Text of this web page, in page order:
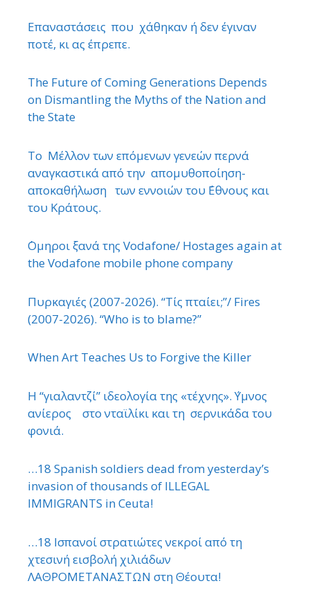
Επαναστάσεις που χάθηκαν ή δεν έγιναν
ποτέ, κι ας έπρεπε.
The Future of Coming Generations Depends
on Dismantling the Myths of the Nation and
the State
Το Μέλλον των επόμενων γενεών περνά
αναγκαστικά από την απομυθοποίηση-
αποκαθήλωση των εννοιών του ΄Εθνους και
του Κράτους.
΄Ομηροι ξανά της Vodafone/ Hostages again at
the Vodafone mobile phone company
Πυρκαγιές (2007-2026). “Τίς πταίει;”/ Fires
(2007-2026). “Who is to blame?”
When Art Teaches Us to Forgive the Killer
Η “γιαλαντζί” ιδεολογία της «τέχνης». ΄Υμνος
ανίερος στο νταϊλίκι και τη σερνικάδα του
φονιά.
…18 Spanish soldiers dead from yesterday’s
invasion of thousands of ILLEGAL
IMMIGRANTS in Ceuta!
…18 Ισπανοί στρατιώτες νεκροί από τη
χτεσινή εισβολή χιλιάδων
ΛΑΘΡΟΜΕΤΑΝΑΣΤΩΝ στη Θέουτα!